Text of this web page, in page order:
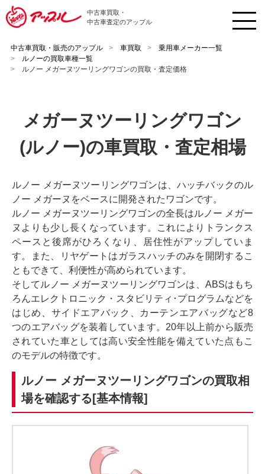
中古車買取・
中古車査定のアップル
中古車買取・販売のアップル 車買取
乗用車メーカー一覧
ルノーの買取車種一覧
ルノー メガーヌツーリングワゴンの買取・査定価格
メガーヌツーリングワゴン
(ルノー)の車買取・査定相場
ルノー メガーヌツーリングワゴンは、ハッチバックのル
ノー メガーヌをベースに開発されたワゴンです。
ルノー メガーヌツーリングワゴンの全長はルノー メガー
ヌよりも少し長くなっています。これによりトランクス
ペースと後席がひろくなり、居住性がアップしていま
す。また、リヤゲートはガラスハッチのみを開閉するこ
ともできて、利便性が高められています。
そしてルノー メガーヌツーリングワゴンは、ABSはもち
ろんエレクトロニック・スタビリティ･プログラムなどを
はじめ、サイドエアバック、カーテンエアバッグなど8
つのエアバッグを装着しています。20年以上前から販売
されていた車としては高い安全性能を備えていた点もこ
のモデルの特徴です。
ルノー メガーヌツーリングワゴンの買取相
場を確認する[基本情報]